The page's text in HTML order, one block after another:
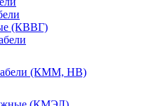
(КВВГ)
(КММ, НВ)